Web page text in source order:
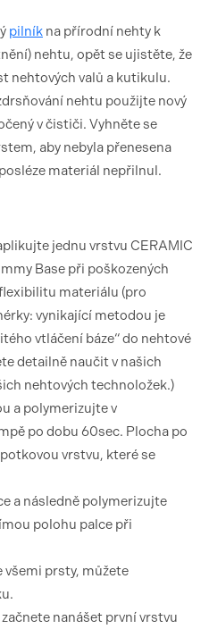
pilník na přírodní nehty k
nehtu, opět se ujistěte, že
nehtových valů a kutikulu.
nehtu použijte nový
v čističi. Vyhněte se
aby nebyla přenesena
materiál nepřilnul.
jednu vrstvu CERAMIC
Base při poškozených
materiálu (pro
vynikající metodou je
vtláčení báze“ do nehtové
detailně naučit v našich
nehtových technoložek.)
a polymerizujte v
po dobu 60sec. Plocha po
vrstvu, které se
a následně polymerizujte
polohu palce při
všemi prsty, můžete
nanášet první vrstvu